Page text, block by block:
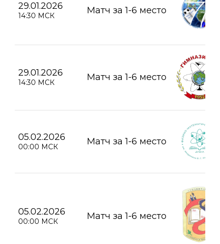
29.01.2026
14:30 МСК Матч за 1-6 место
29.01.2026
14:30 МСК Матч за 1-6 место
05.02.2026
00:00 МСК Матч за 1-6 место
05.02.2026
00:00 МСК Матч за 1-6 место